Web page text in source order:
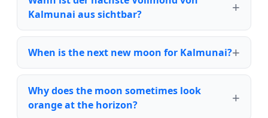
Kalmunai aus sichtbar?
When is the next new moon for Kalmunai?
Why does the moon sometimes look
orange at the horizon?